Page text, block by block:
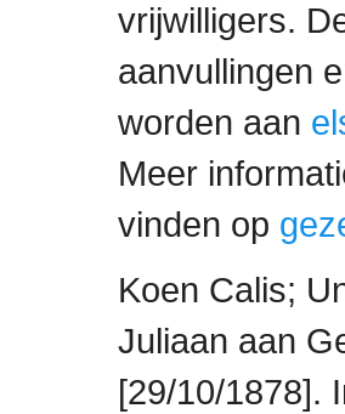
vrijwilligers.
aanvullingen
worden aan
Meer
vinden op
Koen Calis;
Juliaan aan
[29/10/1878].